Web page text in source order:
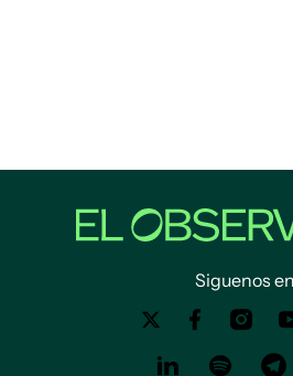
Siguenos